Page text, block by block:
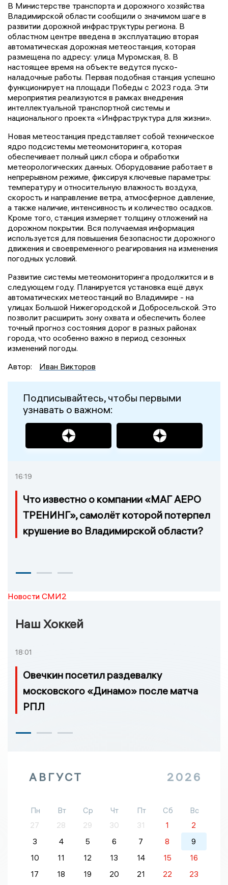
В Министерстве транспорта и дорожного хозяйства
Владимирской области сообщили о значимом шаге в
развитии дорожной инфраструктуры региона. В
областном центре введена в эксплуатацию вторая
автоматическая дорожная метеостанция, которая
размещена по адресу: улица Муромская, 8. В
настоящее время на объекте ведутся пуско-
наладочные работы. Первая подобная станция успешно
функционирует на площади Победы с 2023 года. Эти
мероприятия реализуются в рамках внедрения
интеллектуальной транспортной системы и
национального проекта «Инфраструктура для жизни».
Новая метеостанция представляет собой техническое
ядро подсистемы метеомониторинга, которая
обеспечивает полный цикл сбора и обработки
метеорологических данных. Оборудование работает в
непрерывном режиме, фиксируя ключевые параметры:
температуру и относительную влажность воздуха,
скорость и направление ветра, атмосферное давление,
а также наличие, интенсивность и количество осадков.
Кроме того, станция измеряет толщину отложений на
дорожном покрытии. Вся получаемая информация
используется для повышения безопасности дорожного
движения и своевременного реагирования на изменения
погодных условий.
Развитие системы метеомониторинга продолжится и в
следующем году. Планируется установка ещё двух
автоматических метеостанций во Владимире - на
улицах Большой Нижегородской и Добросельской. Это
позволит расширить зону охвата и обеспечить более
точный прогноз состояния дорог в разных районах
города, что особенно важно в период сезонных
изменений погоды.
Автор:
Иван Викторов
Подписывайтесь, чтобы первыми
узнавать о важном:
16:19
Что известно о компании «МАГ АЕРО
ТРЕНИНГ», самолёт которой потерпел
крушение во Владимирской области?
Новости СМИ2
Наш Хоккей
18:01
Овечкин посетил раздевалку
московского «Динамо» после матча
РПЛ
АВГУСТ 2026
Пн Вт Ср Чт Пт Сб
Вс
27
28 29 30 31 1
2
3
4 5 6 7 8
9
10
11 12 13 14 15
16
17
18 19 20 21 22 23